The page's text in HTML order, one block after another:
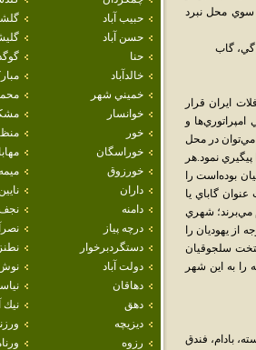
حبيب آباد
حسن آباد
حنا
خالدآباد
خميني شهر
خوانسار
خور
خوراسگان
خورزوق
داران
دامنه
نجف
درچه پياز
دستگردبرخوار
نطنز
دولت آباد
نوش
دهاقان
دهق
نيك
ديزيچه
رزوه
سوي محل نبرد
گي، گاب
ايران قرار
و
مي‌توان در محل
نمود.هر
بوده‌است را
گاباي يا
نام مي‌برند؛ شهري
يهوديان را
سلجوقيان
به اين شهر
بادام، فندق